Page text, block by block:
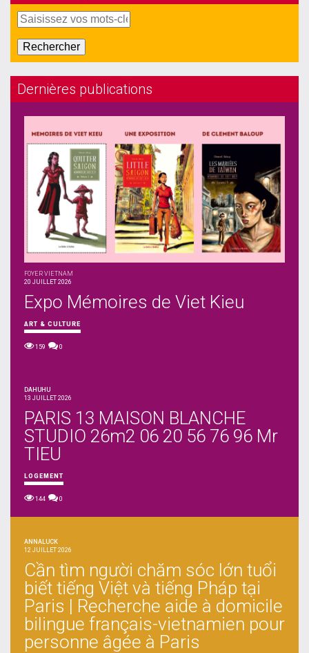
Dernières publications
FOYER VIETNAM
20 JUILLET 2026
Expo Mémoires de Viet Kieu
ART & CULTURE
159 0
DAHUHU
13 JUILLET 2026
PARIS 13 MAISON BLANCHE
STUDIO 26m2 06 20 56 76 96 Mr
TIEU
LOGEMENT
144 0
ANNALUCK
12 JUILLET 2026
Cần tìm người chăm sóc lớn tuổi
biết tiếng Việt và tiếng Pháp tại
Paris | Recherche aide à domicile
bilingue français-vietnamien pour
personne âgée à Paris